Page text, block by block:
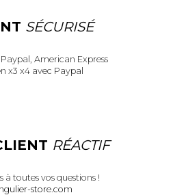
SÉCURISÉ
American Express
x3 x4 avec Paypal
RÉACTIF
à toutes vos questions !
store.com